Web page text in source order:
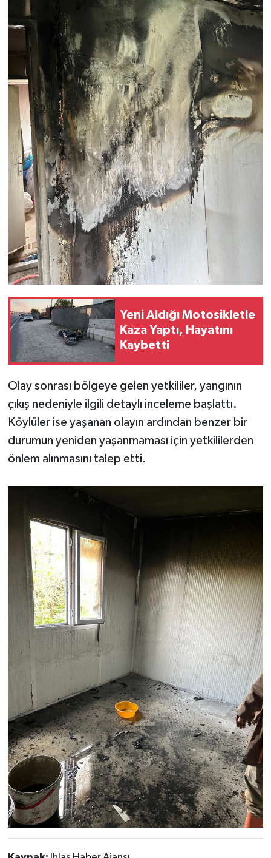
Yeni Aldığı Motosikletle
Kaza Yaptı, Hayatını
Kaybetti
Olay sonrası bölgeye gelen yetkililer, yangının
çıkış nedeniyle ilgili detaylı inceleme başlattı.
Köylüler ise yaşanan olayın ardından benzer bir
durumun yeniden yaşanmaması için yetkililerden
önlem alınmasını talep etti.